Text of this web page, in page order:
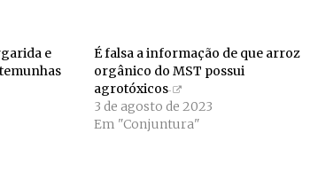
e
É falsa a informação de que arroz
orgânico do MST possui
agrotóxicos
3 de agosto de 2023
Em "Conjuntura"